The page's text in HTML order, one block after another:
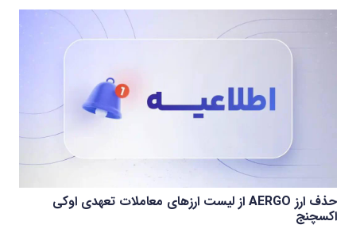
حذف ارز AERGO از لیست ارزهای معاملات تعهدی اوکی
اکسچنج